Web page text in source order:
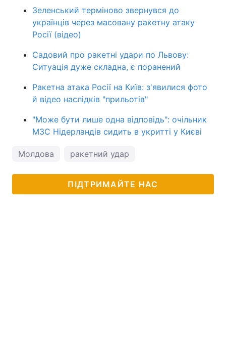
Зеленський терміново звернувся до
українців через масовану ракетну атаку
Росії (відео)
Садовий про ракетні удари по Львову:
Ситуація дуже складна, є поранений
Ракетна атака Росії на Київ: з'явилися фото
й відео наслідків "прильотів"
"Може бути лише одна відповідь": очільник
МЗС Нідерландів сидить в укритті у Києві
Молдова ракетний удар
ПІДТРИМАЙТЕ НАС